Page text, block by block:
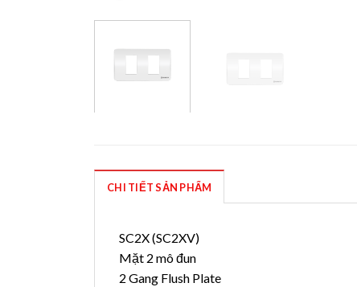
CHI TIẾT SẢN PHẨM
SC2X (SC2XV)
Mặt 2 mô đun
2 Gang Flush Plate